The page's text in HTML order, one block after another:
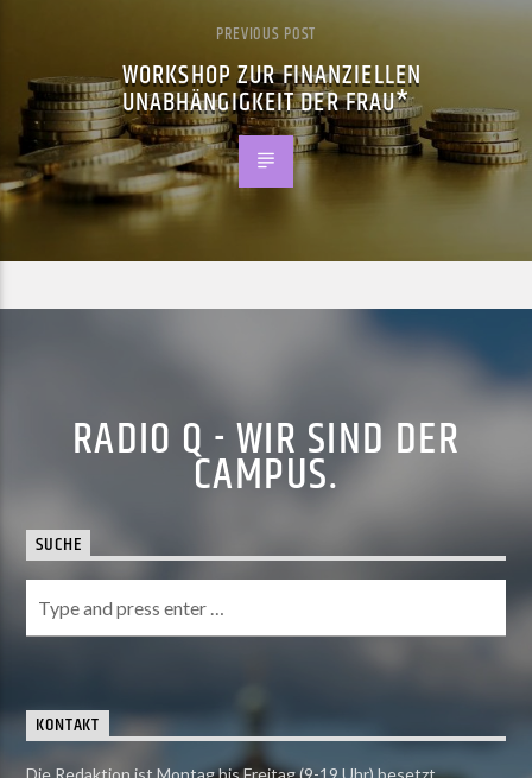
PREVIOUS POST
WORKSHOP ZUR FINANZIELLEN
UNABHÄNGIGKEIT DER FRAU*
RADIO Q - WIR SIND DER
CAMPUS.
SUCHE
KONTAKT
Die Redaktion ist Montag bis Freitag (9-19 Uhr) besetzt.